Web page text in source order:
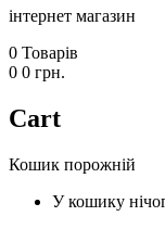
інтернет магазин
0 Товарів
0 0 грн.
Cart
Кошик порожній
У кошику